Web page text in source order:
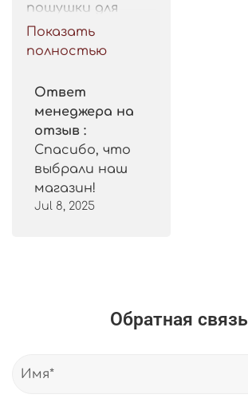
пошушки для
такой цены.
Рекомендую.
Показать
полностью
Ответ
менеджера на
отзыв :
Спасибо, что
выбрали наш
магазин!
Jul 8, 2025
Обратная связь